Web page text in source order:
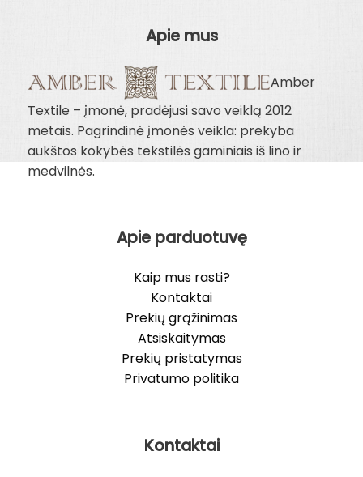
Apie mus
Amber
Textile – įmonė, pradėjusi savo veiklą 2012
metais. Pagrindinė įmonės veikla: prekyba
aukštos kokybės tekstilės gaminiais iš lino ir
medvilnės.
Apie parduotuvę
Kaip mus rasti?
Kontaktai
Prekių grąžinimas
Atsiskaitymas
Prekių pristatymas
Privatumo politika
Kontaktai